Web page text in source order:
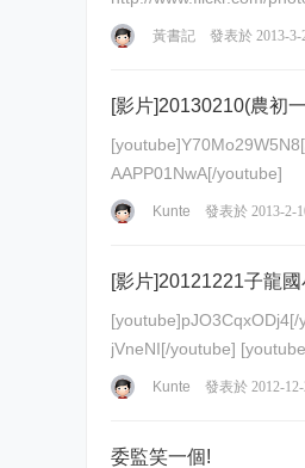
黃書記 發表於 2013-3-
[影片]20130210(農初
[youtube]Y70Mo29W5N8[/youtube] [youtube]MYlZ9V09Hrc[/youtube] [youtube]tciJQuR62v8[/youtube] [youtube]nfc8qipbSm0[/
AAPP01NwA[/youtube]
Kunte 發表於 2013-2-
[影片]20121221子龍
[youtube]pJO3CqxODj4[/youtube] [youtube]XRxfdG-oPJ0[/youtube] [youtube]PxWtlFvtiLc[/youtube] [youtube]tF7ZsudF9BM[/youtube]
Kunte 發表於 2012-
委監笑一個!